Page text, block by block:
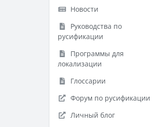
Новости
Руководства по
русификации
Программы для
локализации
Глоссарии
Форум по русификации
Личный блог